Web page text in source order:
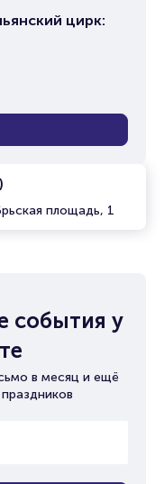
площадь, 1
цирк:
события у
в месяц и ещё